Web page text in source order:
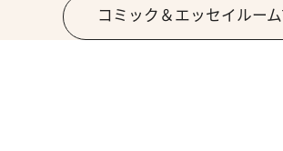
コミック＆エッセイルー